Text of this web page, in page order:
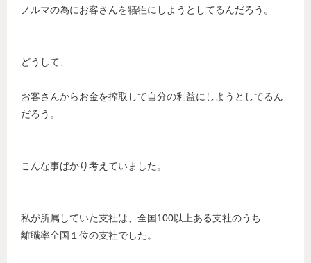
ノルマの為にお客さんを犠牲にしようとしてるんだろう。
どうして、
お客さんからお金を搾取して自分の利益にしようとしてるん
だろう。
こんな事ばかり考えていました。
私が所属していた支社は、全国100以上ある支社のうち
離職率全国１位の支社でした。